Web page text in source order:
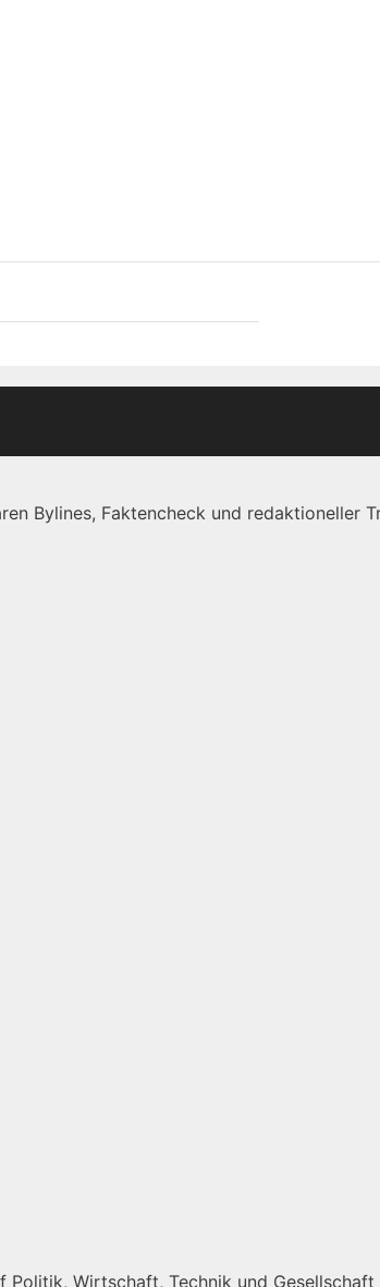
Bylines, Faktencheck und redaktioneller
Wirtschaft, Technik und